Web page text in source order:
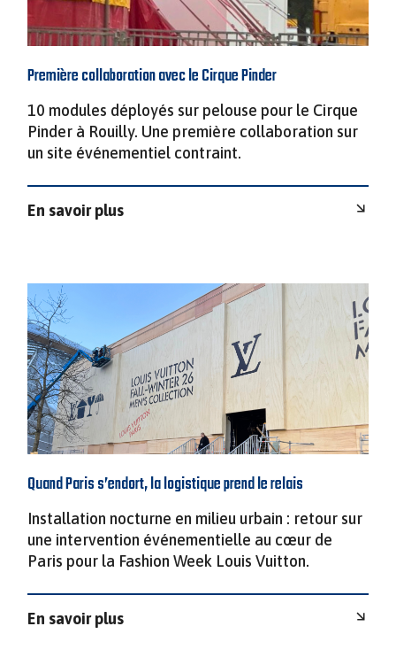
Première collaboration avec le Cirque Pinder
10 modules déployés sur pelouse pour le Cirque
Pinder à Rouilly. Une première collaboration sur
un site événementiel contraint.
En savoir plus
Quand Paris s’endort, la logistique prend le relais
Installation nocturne en milieu urbain : retour sur
une intervention événementielle au cœur de
Paris pour la Fashion Week Louis Vuitton.
En savoir plus